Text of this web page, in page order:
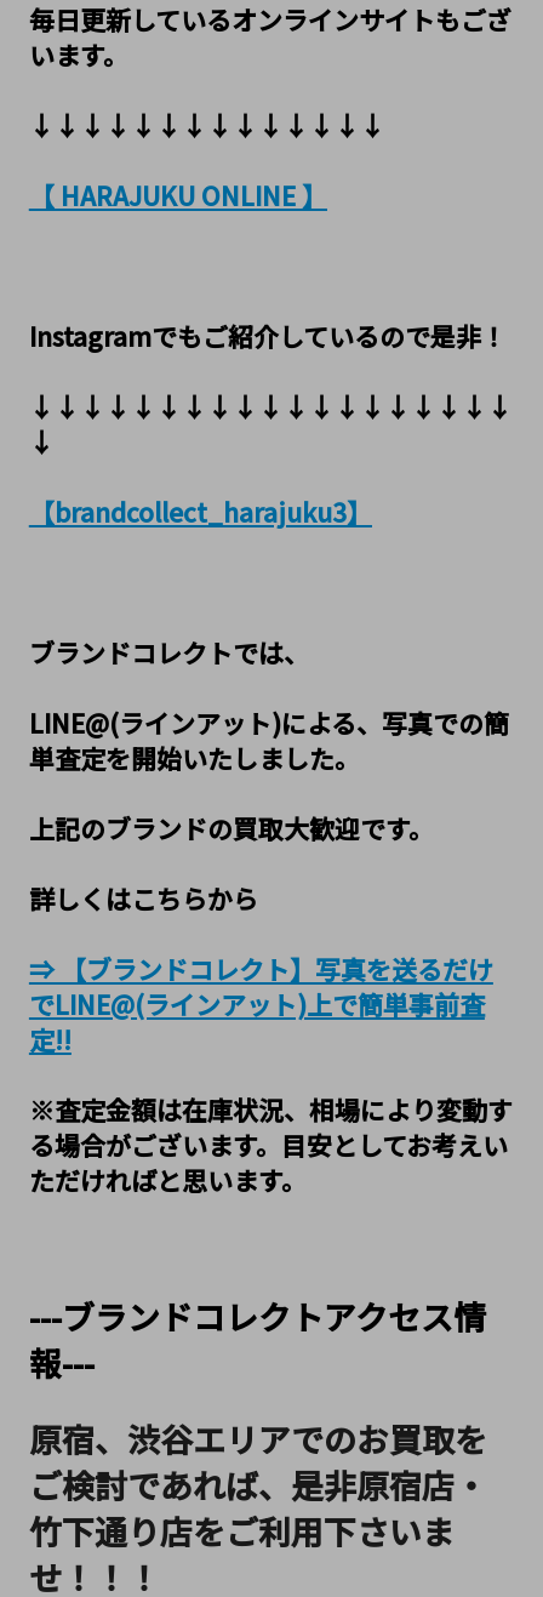
毎日更新しているオンラインサイトもござ
います。
↓↓↓↓↓↓↓↓↓↓↓↓↓↓
【 HARAJUKU ONLINE 】
Instagramでもご紹介しているので是非！
↓↓↓↓↓↓↓↓↓↓↓↓↓↓↓↓↓↓↓
↓
【brandcollect_harajuku3】
ブランドコレクトでは、
LINE@(ラインアット)による、写真での簡
単査定を開始いたしました。
上記のブランドの買取大歓迎です。
詳しくはこちらから
⇒ 【ブランドコレクト】写真を送るだけ
でLINE@(ラインアット)上で簡単事前査
定!!
※査定金額は在庫状況、相場により変動す
る場合がございます。目安としてお考えい
ただければと思います。
---ブランドコレクトアクセス情
報---
原宿、渋谷エリアでのお買取を
ご検討であれば、是非原宿店・
竹下通り店をご利用下さいま
せ！！！